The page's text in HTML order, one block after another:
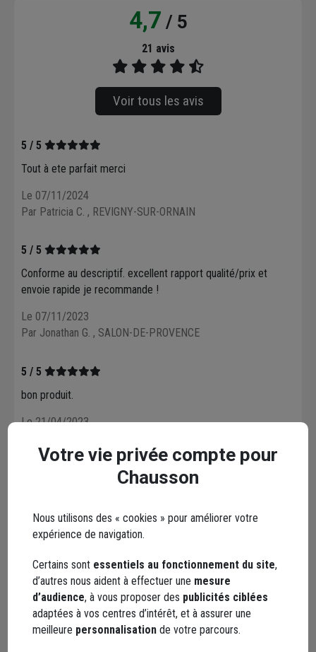
4,7 / 5
21 avis
Voir tous les avis
5 / 5
Tout à ete parfait merci
Le 07/11/2024
Par Patricia C. , REVIGNY-SUR-ORNAIN
5 / 5
Conforme au descriptif. excellent rapport qualité/prix et
envoie rapide je recommande !
Le 07/11/2023
Par Jonathan G. , SALON-DE-PROVENCE
5 / 5
bon produit.
Le 21/04/2023
EXCELLENT
Le 15/04/2020
Par DENIS G.
4 / 5
Bon produit et prix intéressant
Votre vie privée compte pour
Chausson
Nous utilisons des « cookies » pour améliorer votre
expérience de navigation.
Certains sont essentiels au fonctionnement du site,
d’autres nous aident à effectuer une mesure
d’audience, à vous proposer des publicités ciblées
adaptées à vos centres d’intérêt, et à assurer une
meilleure personnalisation de votre parcours.